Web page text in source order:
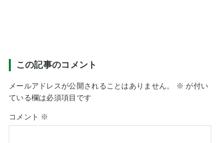
この記事のコメント
メールアドレスが公開されることはありません。 ※ が付い
ている欄は必須項目です
コメント ※